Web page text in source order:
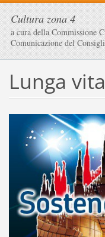
Cultura zona 4
a cura della Commissione
Comunicazione del
Lunga